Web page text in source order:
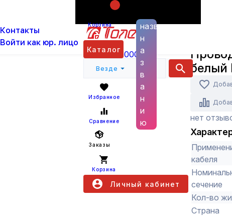
Контакты
Войти как юр. лицо
Корзина
+7 (800) 6000 600
Каталог
Везде
названию
н
а
з
в
а
н
и
ю
Избранное
Сравнение
Заказы
Корзина
Личный кабинет
Каталог Кабель провод
нет
кабеля
сечение
Кол-во
Страна